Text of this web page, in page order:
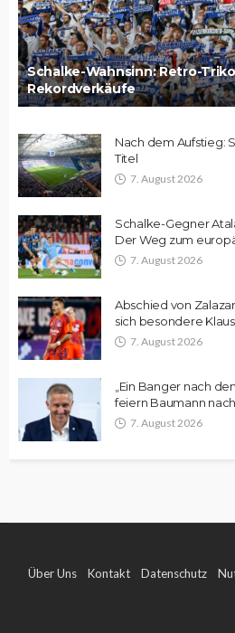
Schalke-Wahnsinn: Retro-
Rekordverkäufe
Nach dem Aufstieg:
Titel
7. August 2026
Schalke-Gegner
Der Weg zum
7. August 2026
Abschied von
sich besondere
7. August 2026
„Ein Banger nach
feiern Baumann
7. August 2026
Über Uns Kontakt Datenschutz